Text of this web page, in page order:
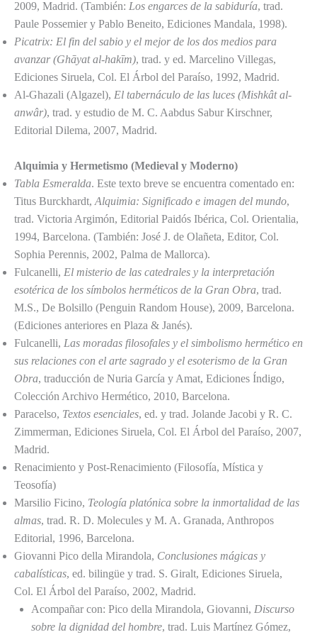
2009, Madrid. (También: Los engarces de la sabiduría, trad.
Paule Possemier y Pablo Beneito, Ediciones Mandala, 1998).
Picatrix: El fin del sabio y el mejor de los dos medios para
avanzar (Ghāyat al-hakīm), trad. y ed. Marcelino Villegas,
Ediciones Siruela, Col. El Árbol del Paraíso, 1992, Madrid.
Al-Ghazali (Algazel), El tabernáculo de las luces (Mishkât al-
anwâr), trad. y estudio de M. C. Aabdus Sabur Kirschner,
Editorial Dilema, 2007, Madrid.
Alquimia y Hermetismo (Medieval y Moderno)
Tabla Esmeralda. Este texto breve se encuentra comentado en:
Titus Burckhardt, Alquimia: Significado e imagen del mundo,
trad. Victoria Argimón, Editorial Paidós Ibérica, Col. Orientalia,
1994, Barcelona. (También: José J. de Olañeta, Editor, Col.
Sophia Perennis, 2002, Palma de Mallorca).
Fulcanelli, El misterio de las catedrales y la interpretación
esotérica de los símbolos herméticos de la Gran Obra, trad.
M.S., De Bolsillo (Penguin Random House), 2009, Barcelona.
(Ediciones anteriores en Plaza & Janés).
Fulcanelli, Las moradas filosofales y el simbolismo hermético en
sus relaciones con el arte sagrado y el esoterismo de la Gran
Obra, traducción de Nuria García y Amat, Ediciones Índigo,
Colección Archivo Hermético, 2010, Barcelona.
Paracelso, Textos esenciales, ed. y trad. Jolande Jacobi y R. C.
Zimmerman, Ediciones Siruela, Col. El Árbol del Paraíso, 2007,
Madrid.
Renacimiento y Post-Renacimiento (Filosofía, Mística y
Teosofía)
Marsilio Ficino, Teología platónica sobre la inmortalidad de las
almas, trad. R. D. Molecules y M. A. Granada, Anthropos
Editorial, 1996, Barcelona.
Giovanni Pico della Mirandola, Conclusiones mágicas y
cabalísticas, ed. bilingüe y trad. S. Giralt, Ediciones Siruela,
Col. El Árbol del Paraíso, 2002, Madrid.
Acompañar con: Pico della Mirandola, Giovanni, Discurso
sobre la dignidad del hombre, trad. Luis Martínez Gómez,